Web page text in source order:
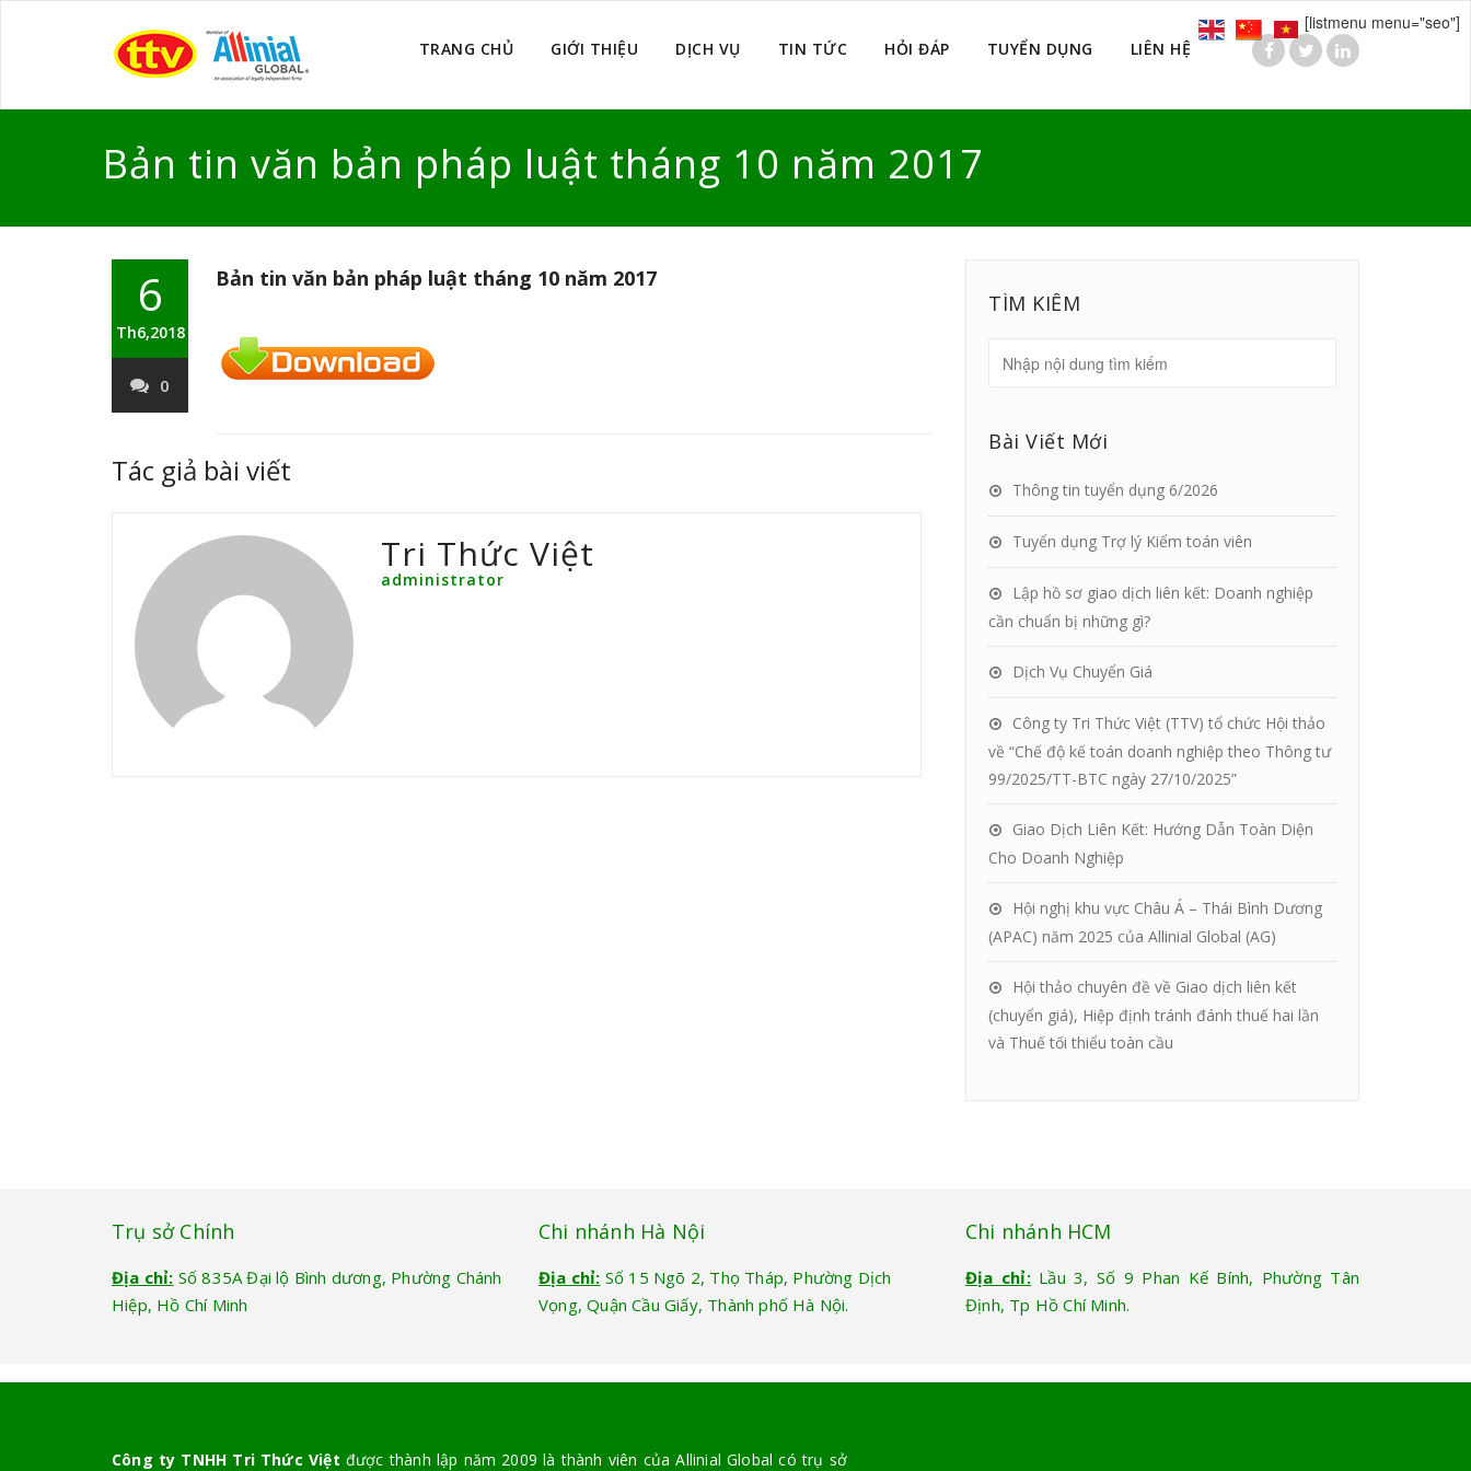
TRANG CHỦ GIỚI THIỆU DỊCH VỤ TIN TỨC HỎI ĐÁP TUYỂN DỤNG LIÊN HỆ
Bản tin văn bản pháp luật tháng 10 năm 2017
6
Th6,2018
0
Bản tin văn bản pháp luật tháng 10 năm 2017
Tác giả bài viết
Tri Thức Việt
administrator
TÌM KIẾM
Bài Viết Mới
Thông tin tuyển dụng 6/2026
Tuyển dụng Trợ lý Kiểm toán viên
Lập hồ sơ giao dịch liên kết: Doanh nghiệp
cần chuẩn bị những gì?
Dịch Vụ Chuyển Giá
Công ty Tri Thức Việt (TTV) tổ chức Hội thảo
về “Chế độ kế toán doanh nghiệp theo Thông tư
99/2025/TT-BTC ngày 27/10/2025”
Giao Dịch Liên Kết: Hướng Dẫn Toàn Diện
Cho Doanh Nghiệp
Hội nghị khu vực Châu Á – Thái Bình Dương
(APAC) năm 2025 của Allinial Global (AG)
Hội thảo chuyên đề về Giao dịch liên kết
(chuyển giá), Hiệp định tránh đánh thuế hai lần
và Thuế tối thiểu toàn cầu
Trụ sở Chính
Địa chỉ: Số 835A Đại lộ Bình dương, Phường Chánh
Hiệp, Hồ Chí Minh
Chi nhánh Hà Nội
Địa chỉ: Số 15 Ngõ 2, Thọ Tháp, Phường Dịch
Vọng, Quận Cầu Giấy, Thành phố Hà Nội.
Chi nhánh HCM
Địa chỉ:Lầu 3, Số 9 Phan Kế Bính, Phường Tân
Định, Tp Hồ Chí Minh.
Công ty TNHH Tri Thức Việt được thành lập năm 2009 là thành viên của Allinial Global có trụ sở
[listmenu menu="seo"]